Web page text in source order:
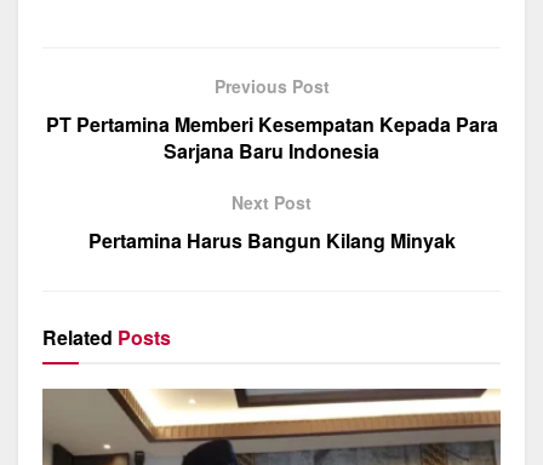
b
k
A
gr
a
m
Previous Post
PT Pertamina Memberi Kesempatan Kepada Para
Sarjana Baru Indonesia
Next Post
Pertamina Harus Bangun Kilang Minyak
Related Posts